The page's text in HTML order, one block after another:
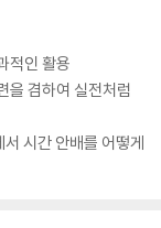
적인 활용
을 겸하여 실전처럼
시간 안배를 어떻게